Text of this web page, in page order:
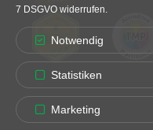
7 DSGVO widerrufen.
Notwendig
Statistiken
Marketing